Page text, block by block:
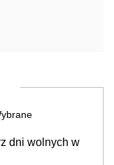
dni wolnych w